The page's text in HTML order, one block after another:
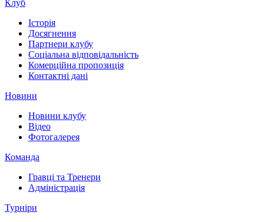
Клуб
Історія
Досягнення
Партнери клубу
Соціальна відповідальність
Комерційна пропозиція
Контактні дані
Новини
Новини клубу
Відео
Фотогалерея
Команда
Гравці та Тренери
Адміністрація
Турніри